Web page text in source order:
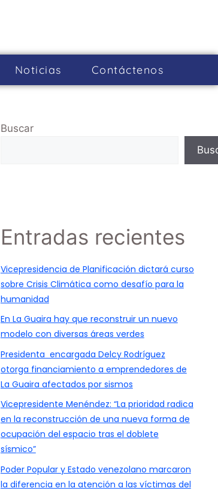
Noticias Cont­áctenos
Buscar
Entradas recientes
Vicepresidencia de Planificación dictará curso
sobre Crisis Climática como desafío para la
humanidad
En La Guaira hay que reconstruir un nuevo
modelo con diversas áreas verdes
Presidenta encargada Delcy Rodríguez
otorga financiamiento a emprendedores de
La Guaira afectados por sismos
Vicepresidente Menéndez: “La prioridad radica
en la reconstrucción de una nueva forma de
ocupación del espacio tras el doblete
sísmico”
Poder Popular y Estado venezolano marcaron
la diferencia en la atención a las víctimas del